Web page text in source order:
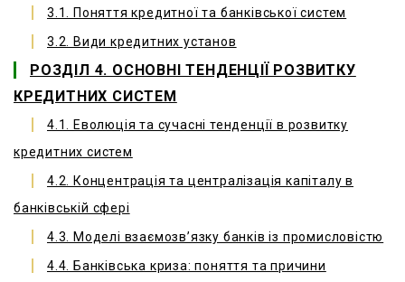
3.1. Поняття кредитної та банківської систем
3.2. Види кредитних установ
РОЗДІЛ 4. ОСНОВНІ ТЕНДЕНЦІЇ РОЗВИТКУ
КРЕДИТНИХ СИСТЕМ
4.1. Еволюція та сучасні тенденції в розвитку
кредитних систем
4.2. Концентрація та централізація капіталу в
банківській сфері
4.3. Моделі взаємозв’язку банків із промисловістю
4.4. Банківська криза: поняття та причини